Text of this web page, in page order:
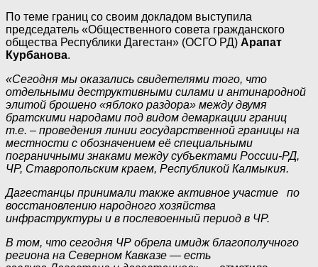
По теме границ со своим докладом выступила
председатель «Общественного совета гражданского
общества Республики Дагестан» (ОСГО РД) Арапат
Курбанова.
«Сегодня мы оказались свидетелями того, что
отдельными деструктивными силами и антинародной
элитой брошено «яблоко раздора» между двумя
братскими народами под видом демаркации границ
т.е. – проведения линии государственной границы на
местности с обозначением её специальными
пограничными знаками между субъектами России-РД,
ЧР, Ставропольским краем, Республикой Калмыкия.
Дагестанцы принимали также активное участие по
восстановлению народного хозяйства
инфраструктуры и в послевоенный период в ЧР.
В том, что сегодня ЧР обрела имидж благополучного
региона на Северном Кавказе — есть